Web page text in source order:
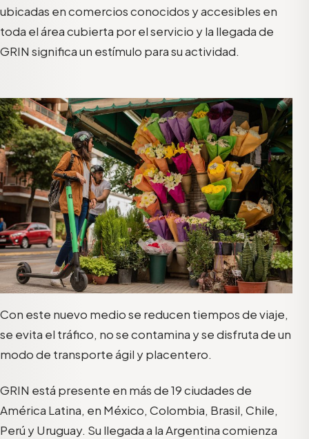
ubicadas en comercios conocidos y accesibles en
toda el área cubierta por el servicio y la llegada de
GRIN significa un estímulo para su actividad.
Con este nuevo medio se reducen tiempos de viaje,
se evita el tráfico, no se contamina y se disfruta de un
modo de transporte ágil y placentero.
GRIN está presente en más de 19 ciudades de
América Latina, en México, Colombia, Brasil, Chile,
Perú y Uruguay. Su llegada a la Argentina comienza